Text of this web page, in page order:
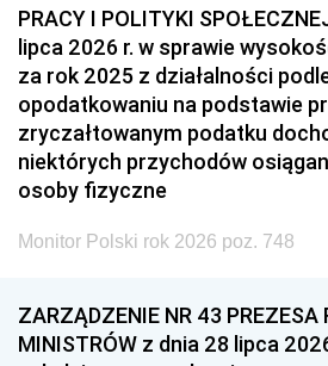
PRACY I POLITYKI
lipca 2026 r. w sprawie
za rok 2025 z działalności
opodatkowaniu na podstawie
zryczałtowanym podatku
niektórych przychodów
osoby fizyczne
Monitor Polski rok 2026 poz. 748
ZARZĄDZENIE NR 43 PREZESA
MINISTRÓW z dnia 28 lipca